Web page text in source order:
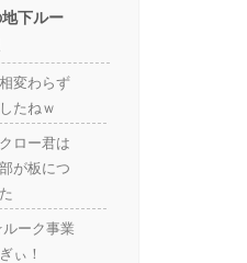
下ルー
変わらず
たねｗ
ロー君は
が板につ
ーク事業
ぃ！